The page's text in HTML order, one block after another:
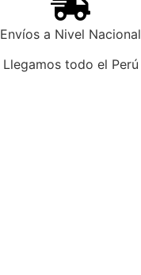
Envíos a Nivel Nacional
Llegamos todo el Perú